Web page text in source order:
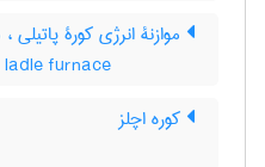
موازنۀ انرژی کورۀ پاتیلی
furnace
کوره اچلز